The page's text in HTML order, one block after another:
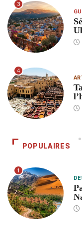
3
4
POPULAIRES
1